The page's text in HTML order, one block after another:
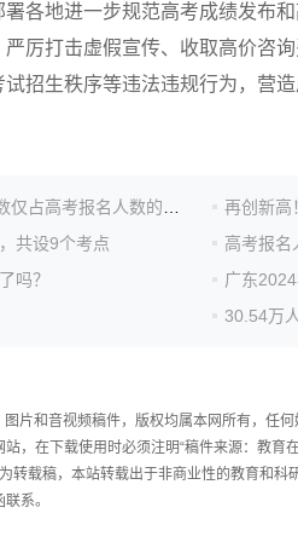
地进一步规范高考成绩发布和
厉打击虚假宣传、收取高价咨
招生秩序等违法违规行为，营造
再创新高
共设9个考点
高考报名
吗？
广东
30.54万
片和音视频稿件，版权均属本网所有，任
，在下载使用时必须注明“稿件来源：教育
载稿，本站转载出于非商业性的教育和
系。